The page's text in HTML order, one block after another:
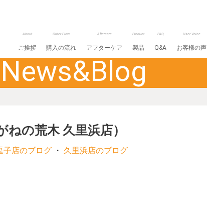
About
ご挨拶
Order Flow
購入の流れ
Aftercare
アフターケア
Product
製品
FAQ
Q&A
User Voice
お客様の声
News&Blog
の荒木 久里浜店）
子店のブログ ・ 久里浜店のブログ